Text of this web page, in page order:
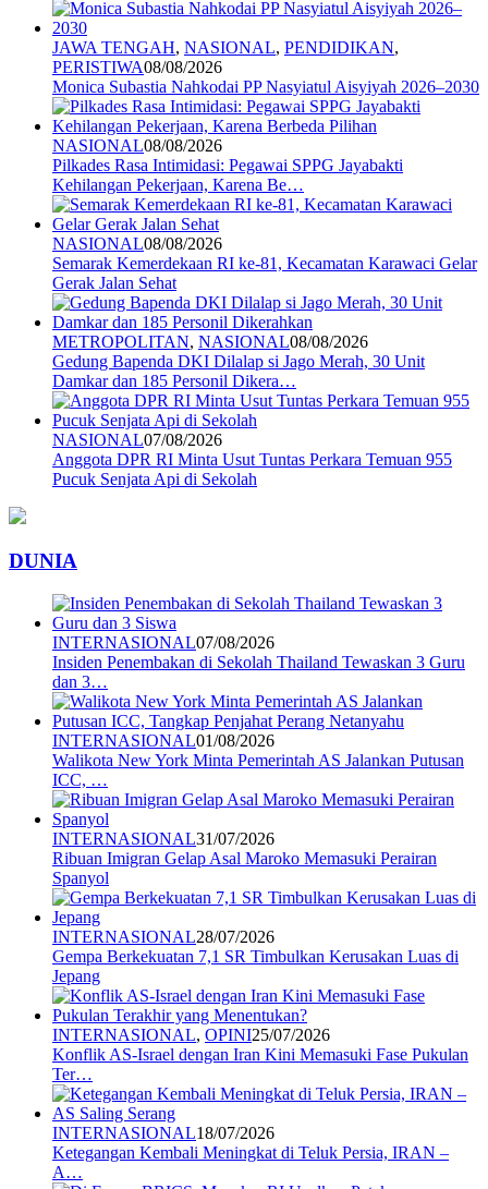
JAWA TENGAH, NASIONAL, PENDIDIKAN,
PERISTIWA08/08/2026
Monica Subastia Nahkodai PP Nasyiatul Aisyiyah 2026–2030
NASIONAL08/08/2026
Pilkades Rasa Intimidasi: Pegawai SPPG Jayabakti
Kehilangan Pekerjaan, Karena Be…
NASIONAL08/08/2026
Semarak Kemerdekaan RI ke-81, Kecamatan Karawaci Gelar
Gerak Jalan Sehat
METROPOLITAN, NASIONAL08/08/2026
Gedung Bapenda DKI Dilalap si Jago Merah, 30 Unit
Damkar dan 185 Personil Dikera…
NASIONAL07/08/2026
Anggota DPR RI Minta Usut Tuntas Perkara Temuan 955
Pucuk Senjata Api di Sekolah
DUNIA
INTERNASIONAL07/08/2026
Insiden Penembakan di Sekolah Thailand Tewaskan 3 Guru
dan 3…
INTERNASIONAL01/08/2026
Walikota New York Minta Pemerintah AS Jalankan Putusan
ICC, …
INTERNASIONAL31/07/2026
Ribuan Imigran Gelap Asal Maroko Memasuki Perairan
Spanyol
INTERNASIONAL28/07/2026
Gempa Berkekuatan 7,1 SR Timbulkan Kerusakan Luas di
Jepang
INTERNASIONAL, OPINI25/07/2026
Konflik AS-Israel dengan Iran Kini Memasuki Fase Pukulan
Ter…
INTERNASIONAL18/07/2026
Ketegangan Kembali Meningkat di Teluk Persia, IRAN –
A…